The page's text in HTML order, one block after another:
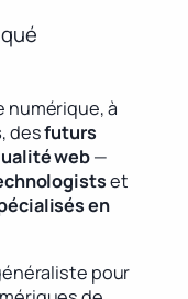
numérique, à
, desfuturs
web—
et
en
pour